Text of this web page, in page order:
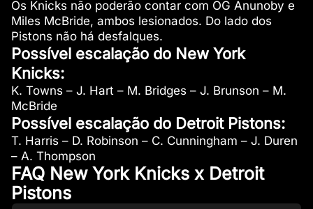
Os Knicks não poderão contar com OG Anunoby e
Miles McBride, ambos lesionados. Do lado dos
Pistons não há desfalques.
Possível escalação do New York
Knicks:
K. Towns – J. Hart – M. Bridges – J. Brunson – M.
McBride
Possível escalação do Detroit Pistons:
T. Harris – D. Robinson – C. Cunningham – J. Duren
– A. Thompson
FAQ New York Knicks x Detroit
Pistons